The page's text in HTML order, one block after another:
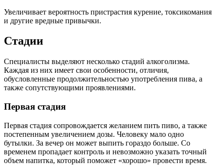
Увеличивает вероятность пристрастия курение, токсикомания
и другие вредные привычки.
Стадии
Специалисты выделяют несколько стадий алкоголизма.
Каждая из них имеет свои особенности, отличия,
обусловленные продолжительностью употребления пива, а
также сопутствующими проявлениями.
Первая стадия
Первая стадия сопровождается желанием пить пиво, а также
постепенным увеличением дозы. Человеку мало одно
бутылки. За вечер он может выпить гораздо больше. Со
временем пропадает контроль и невозможно указать точный
объем напитка, который поможет «хорошо» провести время.